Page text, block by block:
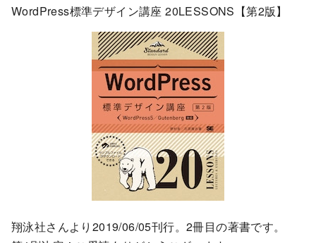
WordPress標準デザイン講座 20LESSONS【第2版】
翔泳社さんより2019/06/05刊行。2冊目の著書です。